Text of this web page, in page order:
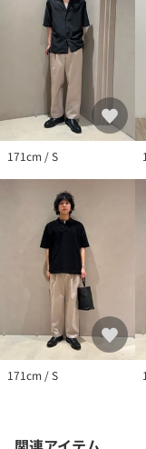
【注意事項】
※商品に「取り扱い
場合は、使用前に必ず
※商品画像は、光の
り、実際の色味と異
ご了承ください。
※商品の色味の目安は
店舗へお問い合わせの
記の品名/品番をお申
品名：SC NEO
171cm / S
171cm / S